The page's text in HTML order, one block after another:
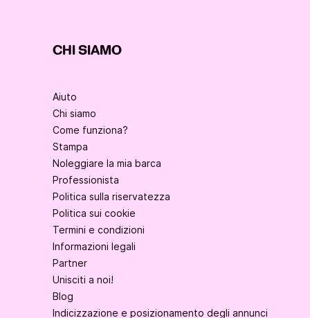
CHI SIAMO
Aiuto
Chi siamo
Come funziona?
Stampa
Noleggiare la mia barca
Professionista
Politica sulla riservatezza
Politica sui cookie
Termini e condizioni
Informazioni legali
Partner
Unisciti a noi!
Blog
Indicizzazione e posizionamento degli annunci